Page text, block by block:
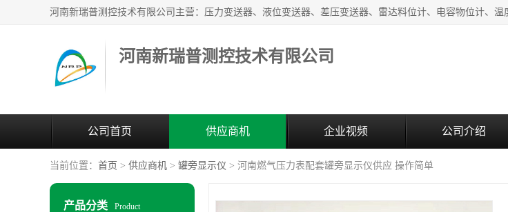
河南新瑞普测控技术有限公司
公司首页 供应商机 企业视频 公司介绍
当前位置： 首页 > 供应商机 > 罐旁显示仪 > 河南燃气压力表配套罐旁显示仪供应 操作简单
产品分类 Product